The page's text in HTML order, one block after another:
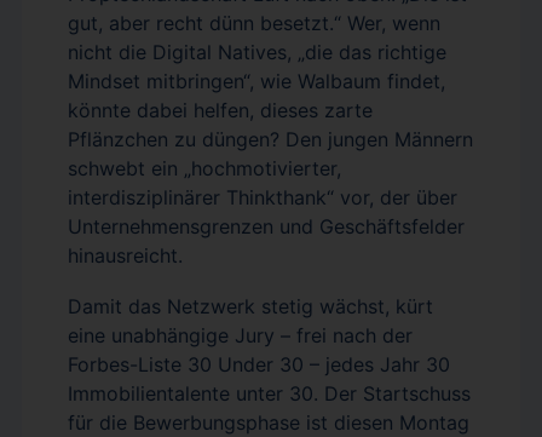
gut, aber recht dünn besetzt.“ Wer, wenn
nicht die Digital Natives, „die das richtige
Mindset mitbringen“, wie Walbaum findet,
könnte dabei helfen, dieses zarte
Pflänzchen zu düngen? Den jungen Männern
schwebt ein „hochmotivierter,
interdisziplinärer Thinkthank“ vor, der über
Unternehmensgrenzen und Geschäftsfelder
hinausreicht.
Damit das Netzwerk stetig wächst, kürt
eine unabhängige Jury – frei nach der
Forbes-Liste 30 Under 30 – jedes Jahr 30
Immobilientalente unter 30. Der Startschuss
für die Bewerbungsphase ist diesen Montag